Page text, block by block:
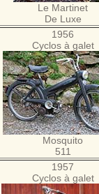
Le Martinet
De Luxe
1956
Cyclos à galet
Mosquito
511
1957
Cyclos à galet